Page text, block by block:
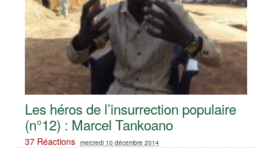
Les héros de l’insurrection populaire
(n°12) : Marcel Tankoano
37 Réactions mercredi 10 décembre 2014